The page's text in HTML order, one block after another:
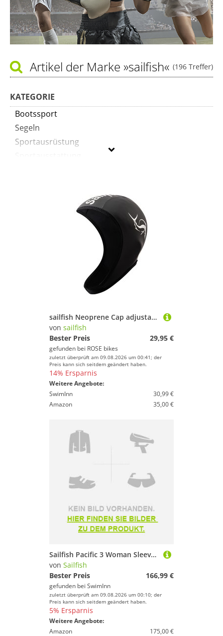
(196 Treffer)
Artikel der Marke »sailfish«
KATEGORIE
Bootssport
Segeln
Sportausrüstung
sailfish Neoprene Cap adjustable Badekappe
von sailfish
Bester Preis
29,95 €
gefunden bei ROSE bikes
zuletzt überprüft am 09.08.2026 um 00:41; der
Preis kann sich seitdem geändert haben.
14% Ersparnis
Weitere Angebote:
SwimInn
30,99 €
Amazon
35,00 €
Sailfish Pacific 3 Woman Sleeveless Neoprene Wetsuit Grau L Frau
von Sailfish
Bester Preis
166,99 €
gefunden bei SwimInn
zuletzt überprüft am 09.08.2026 um 00:10; der
Preis kann sich seitdem geändert haben.
5% Ersparnis
Weitere Angebote:
Amazon
175,00 €